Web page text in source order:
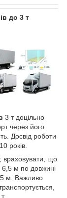
до 3 т
​​​​​​​3 т доцільно
через його
Досвід роботи
років.
враховувати, що
6,5 м по довжині
м. Важливо